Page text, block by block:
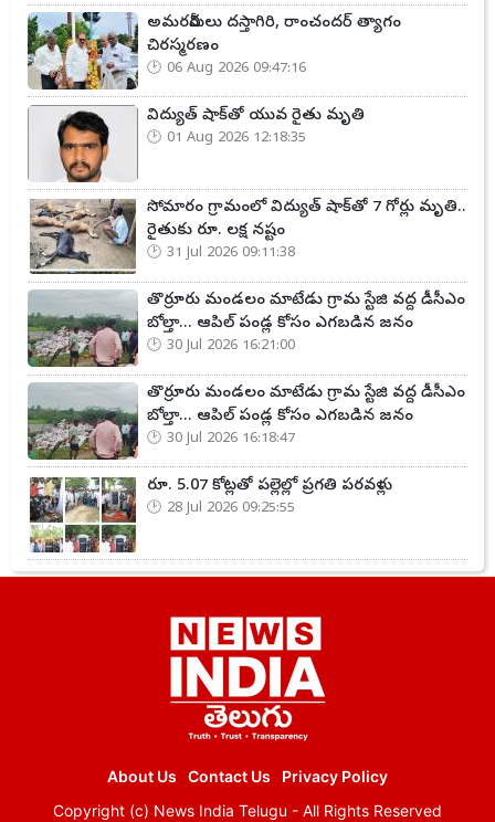
అమరవీరులు దస్తాగిరి, రాంచందర్ త్యాగం
చిరస్మరణం
06 Aug 2026 09:47:16
విద్యుత్ షాక్‌తో యువ రైతు మృతి
01 Aug 2026 12:18:35
సోమారం గ్రామంలో విద్యుత్ షాక్‌తో 7 గోర్లు మృతి..
రైతుకు రూ. లక్ష నష్టం
31 Jul 2026 09:11:38
తొర్రూరు మండలం మాటేడు గ్రామ స్టేజి వద్ద డీసీఎం
బోల్తా... ఆపిల్ పండ్ల కోసం ఎగబడిన జనం
30 Jul 2026 16:21:00
తొర్రూరు మండలం మాటేడు గ్రామ స్టేజి వద్ద డీసీఎం
బోల్తా... ఆపిల్ పండ్ల కోసం ఎగబడిన జనం
30 Jul 2026 16:18:47
రూ. 5.07 కోట్లతో పల్లెల్లో ప్రగతి పరవళ్లు
28 Jul 2026 09:25:55
About Us Contact Us
Privacy Policy
Copyright (c) News India Telugu - All Rights Reserved